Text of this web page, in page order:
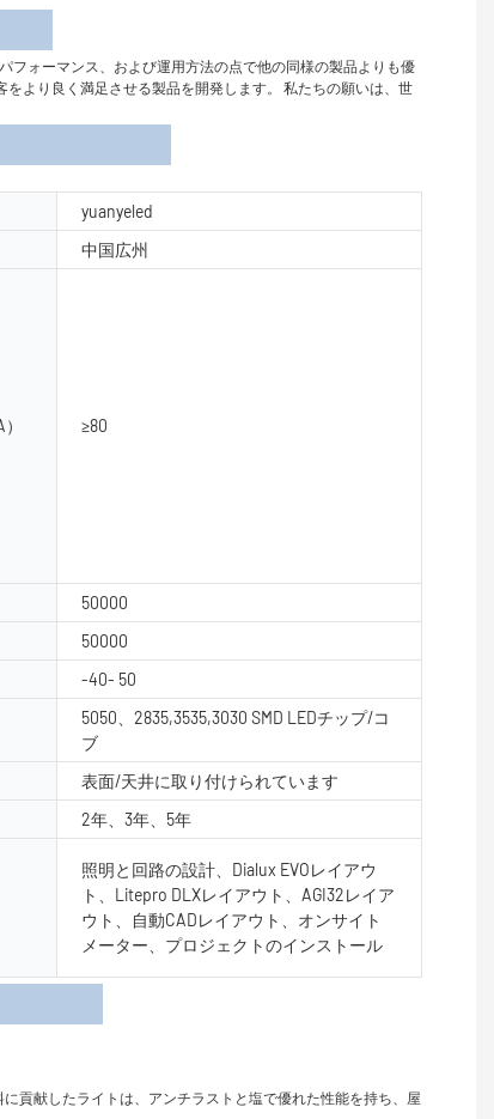
フォーマンス、および運用方法の点で他の同様の製品よりも優
より良く満足させる製品を開発します。 私たちの願いは、世
yuanyeled
中国広州
≥80
50000
50000
-40- 50
5050、2835,3535,3030 SMD LEDチップ/コ
ブ
表面/天井に取り付けられています
2年、3年、5年
照明と回路の設計、Dialux EVOレイアウ
ト、Litepro DLXレイアウト、AGI32レイア
ウト、自動CADレイアウト、オンサイト
メーター、プロジェクトのインストール
貢献したライトは、アンチラストと塩で優れた性能を持ち、屋